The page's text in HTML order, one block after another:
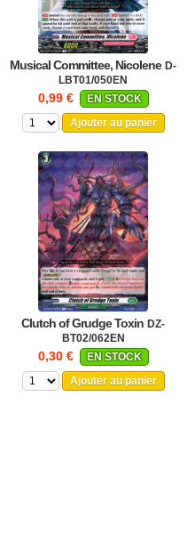
Musical Committee, Nicolene D-
LBT01/050EN
0,99 €
EN STOCK
Ajouter au panier
Clutch of Grudge Toxin DZ-
BT02/062EN
0,30 €
EN STOCK
Ajouter au panier